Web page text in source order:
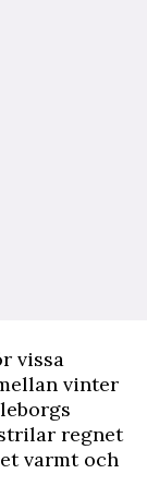
vissa
vinter
regnet
varmt och